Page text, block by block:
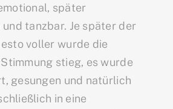
später
tanzbar. Je später der
voller wurde die
stieg, es wurde
gesungen und natürlich
in eine